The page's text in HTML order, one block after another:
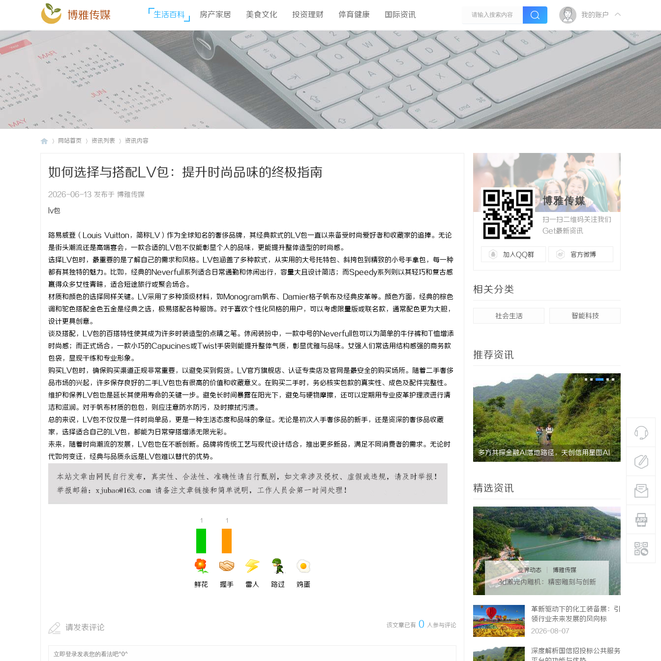
博雅传媒 生活百科 房产家居 美食文化 投资理财 体育健康 国际资讯 我的账户
网站首页 资讯列表 资讯内容
如何选择与搭配LV包：提升时尚品味的终极指南
2026-06-13 发布于 博雅传媒
lv包
路易威登（Louis Vuitton，简称LV）作为全球知名的奢侈品牌，其经典款式的LV包一直以来备受时尚爱好者和收藏家的追捧。无论
是街头潮流还是高端宴会，一款合适的LV包不仅能彰显个人的品味，更能提升整体造型的时尚感。
选择LV包时，最重要的是了解自己的需求和风格。LV包涵盖了多种款式，从实用的大号托特包、斜挎包到精致的小号手拿包，每一种
都有其独特的魅力。比如，经典的Neverfull系列适合日常通勤和休闲出行，容量大且设计简洁；而Speedy系列则以其轻巧和复古感
赢得众多女性青睐，适合短途旅行或聚会场合。
材质和颜色的选择同样关键。LV采用了多种顶级材料，如Monogram帆布、Damier格子帆布及经典皮革等。颜色方面，经典的棕色
调和驼色搭配金色五金是经典之选，极易搭配各种服饰。对于喜欢个性化风格的用户，可以考虑限量版或联名款，通常配色更为大胆，
设计更具创意。
谈及搭配，LV包的百搭特性使其成为许多时装造型的点睛之笔。休闲装扮中，一款中号的Neverfull包可以为简单的牛仔裤和T恤增添
时尚感；而正式场合，一款小巧的Capucines或Twist手袋则能提升整体气质，彰显优雅与品味。女强人们常选用结构感强的商务款
包袋，显现干练和专业形象。
购买LV包时，确保购买渠道正规非常重要，以避免买到假货。LV官方旗舰店、认证专卖店及官网是最安全的购买场所。随着二手奢侈
品市场的兴起，许多保存良好的二手LV包也有很高的价值和收藏意义。在购买二手时，务必核实包款的真实性、成色及配件完整性。
维护和保养LV包也是延长其使用寿命的关键一步。避免长时间暴露在阳光下，避免与硬物摩擦，还可以定期用专业皮革护理液进行清
洁和滋润。对于帆布材质的包包，则应注意防水防污，及时擦拭污渍。
总的来说，LV包不仅仅是一件时尚单品，更是一种生活态度和品味的象征。无论是初次入手奢侈品的新手，还是资深的奢侈品收藏
家，选择适合自己的LV包，都能为日常穿搭增添无限光彩。
未来，随着时尚潮流的发展，LV包也在不断创新。品牌将传统工艺与现代设计结合，推出更多新品，满足不同消费者的需求。无论时
代如何变迁，经典与品质永远是LV包难以替代的优势。
1
鲜花
1
握手 雷人 路过 鸡蛋
该文章已有 0 人参与评论
请发表评论
博雅传媒
扫一扫二维码关注我们
Get最新资讯
加入QQ群 官方微博
相关分类
社会生活 智能科技
推荐资讯
开店最怕“搜不到”为什么隔壁店铺没花钱， 多方共探金融AI落地路径，天创信用星图AI 贝净 AC
全解析
精选资讯
业界动态 博雅传媒
3d激光内雕机：精密雕刻与创新
革新驱动下的化工装备展：引
领行业未来发展的风向标
2026-08-07
深度解析国信招投标公共服务